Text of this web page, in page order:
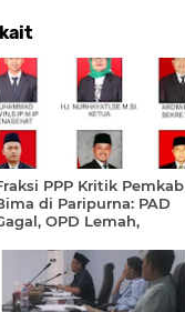
PPP Kritik Pemkab
di Paripurna: PAD
OPD Lemah,
Dikecam!